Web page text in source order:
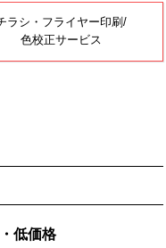
ラシ・フライヤー印刷/
色校正サービス
低価格